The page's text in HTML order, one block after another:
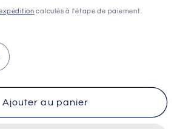
calculés à l'étape de paiement.
de
Ajouter au panier